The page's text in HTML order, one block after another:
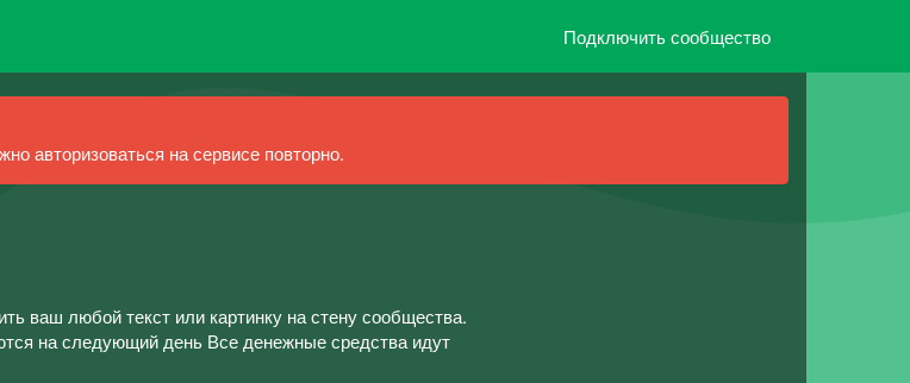
Подключить сообщество
авторизоваться на сервисе повторно.
ваш любой текст или картинку на стену сообщества.
на следующий день Все денежные средства идут